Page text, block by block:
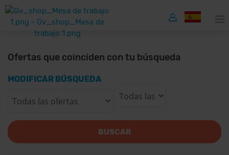
Ofertas que coinciden con tu búsqueda
MODIFICAR BÚSQUEDA
BUSCAR